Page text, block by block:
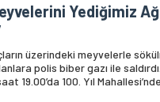
Yediğimiz
üzerindeki meyvelerle
polis biber gazı ile
19.00’da 100. Yıl